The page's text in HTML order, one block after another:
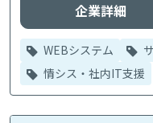
企業詳細
WEBシステム
情シス・社内IT支援